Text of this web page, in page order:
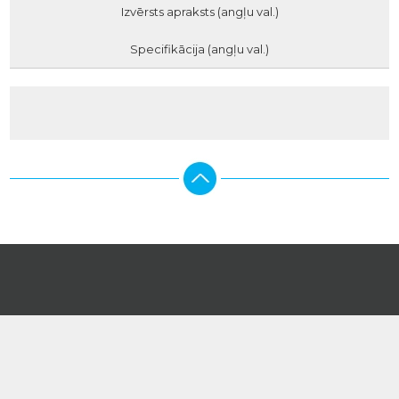
Izvērsts apraksts (angļu val.)
Specifikācija (angļu val.)